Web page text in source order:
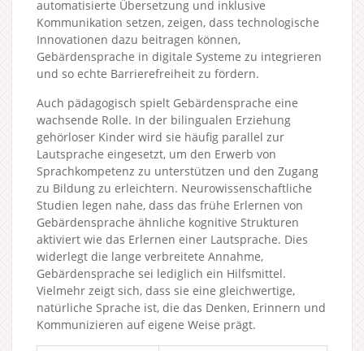
automatisierte Übersetzung und inklusive
Kommunikation setzen, zeigen, dass technologische
Innovationen dazu beitragen können,
Gebärdensprache in digitale Systeme zu integrieren
und so echte Barrierefreiheit zu fördern.
Auch pädagogisch spielt Gebärdensprache eine
wachsende Rolle. In der bilingualen Erziehung
gehörloser Kinder wird sie häufig parallel zur
Lautsprache eingesetzt, um den Erwerb von
Sprachkompetenz zu unterstützen und den Zugang
zu Bildung zu erleichtern. Neurowissenschaftliche
Studien legen nahe, dass das frühe Erlernen von
Gebärdensprache ähnliche kognitive Strukturen
aktiviert wie das Erlernen einer Lautsprache. Dies
widerlegt die lange verbreitete Annahme,
Gebärdensprache sei lediglich ein Hilfsmittel.
Vielmehr zeigt sich, dass sie eine gleichwertige,
natürliche Sprache ist, die das Denken, Erinnern und
Kommunizieren auf eigene Weise prägt.